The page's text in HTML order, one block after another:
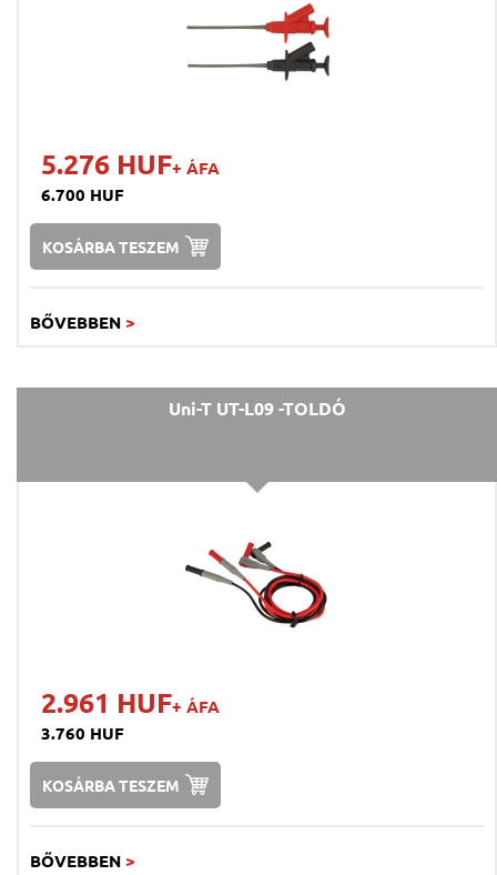
5.276 HUF+ ÁFA
6.700 HUF
KOSÁRBA TESZEM
BŐVEBBEN >
Uni-T UT-L09 -TOLDÓ
2.961 HUF+ ÁFA
3.760 HUF
KOSÁRBA TESZEM
BŐVEBBEN >